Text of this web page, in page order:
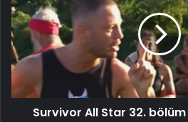
Survivor All Star 32.